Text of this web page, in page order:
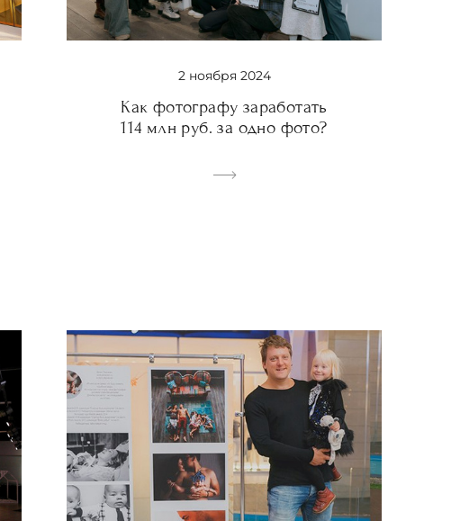
2 ноября 2024
Как фотографу заработать
114 млн руб. за одно фото?